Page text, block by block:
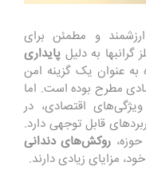
و مطمئن برای
به دلیل پایداری
به عنوان یک گزینه امن
مطرح بوده است. اما
اقتصادی، در
قابل توجهی دارد.
روکش‌های دندانی
مزایای زیادی دارند.